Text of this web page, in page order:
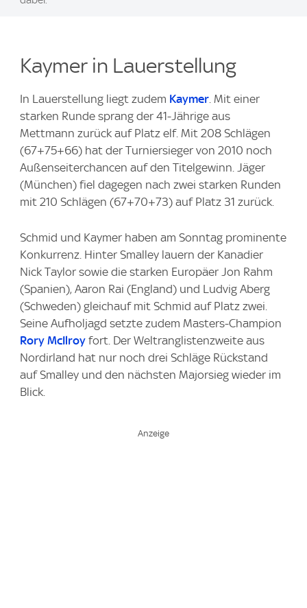
Kaymer in Lauerstellung
In Lauerstellung liegt zudem Kaymer. Mit einer
starken Runde sprang der 41-Jährige aus
Mettmann zurück auf Platz elf. Mit 208 Schlägen
(67+75+66) hat der Turniersieger von 2010 noch
Außenseiterchancen auf den Titelgewinn. Jäger
(München) fiel dagegen nach zwei starken Runden
mit 210 Schlägen (67+70+73) auf Platz 31 zurück.
Schmid und Kaymer haben am Sonntag prominente
Konkurrenz. Hinter Smalley lauern der Kanadier
Nick Taylor sowie die starken Europäer Jon Rahm
(Spanien), Aaron Rai (England) und Ludvig Aberg
(Schweden) gleichauf mit Schmid auf Platz zwei.
Seine Aufholjagd setzte zudem Masters-Champion
Rory McIlroy fort. Der Weltranglistenzweite aus
Nordirland hat nur noch drei Schläge Rückstand
auf Smalley und den nächsten Majorsieg wieder im
Blick.